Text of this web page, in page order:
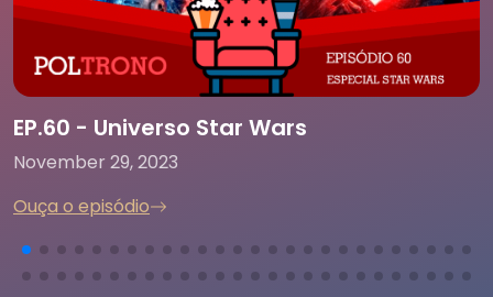
EP.60 - Universo Star Wars
November 29, 2023
Ouça o episódio